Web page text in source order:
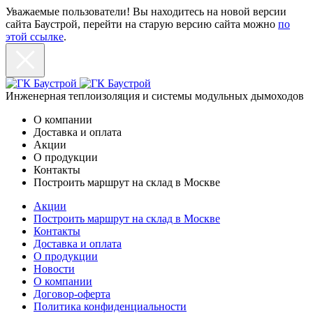
Уважаемые пользователи! Вы находитесь на новой версии
сайта Баустрой, перейти на старую версию сайта можно по
этой ссылке.
Инженерная теплоизоляция и системы модульных дымоходов
О компании
Доставка и оплата
Акции
О продукции
Контакты
Построить маршрут на склад в Москве
Акции
Построить маршрут на склад в Москве
Контакты
Доставка и оплата
О продукции
Новости
О компании
Договор-оферта
Политика конфиденциальности